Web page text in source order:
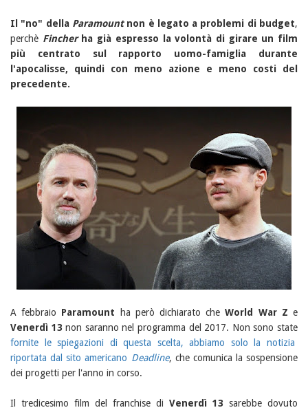
Il "no" della Paramountnon è legato a problemi di budget,
perchè Fincherha già espresso la volontà di girare un film
più centrato sul rapporto uomo-famiglia durante
l'apocalisse, quindi con meno azione e meno costi del
precedente.
A febbraio Paramount ha però dichiarato cheWorld War Z e
Venerdì 13 non saranno nel programma del 2017. Non sono state
fornite le spiegazioni di questa scelta, abbiamo solo la notizia
riportata dal sito americano Deadline, che comunica la sospensione
dei progetti per l'anno in corso.
Il tredicesimo film del franchise di Venerdì 13 sarebbe dovuto